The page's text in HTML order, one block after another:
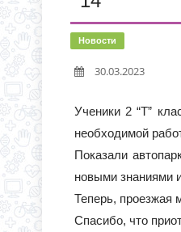
Новости
30.03.2023
Ученики 2 “Т”
необходимой
Показали
новыми знаниями
Теперь, проезжая
Спасибо, что